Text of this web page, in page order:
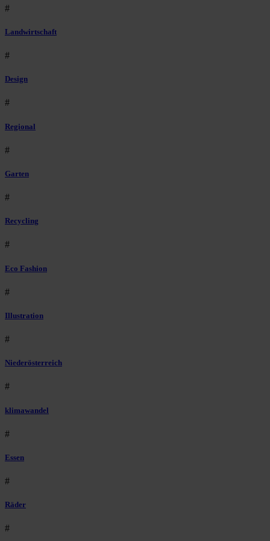
#
Landwirtschaft
#
Design
#
Regional
#
Garten
#
Recycling
#
Eco Fashion
#
Illustration
#
Niederösterreich
#
klimawandel
#
Essen
#
Räder
#